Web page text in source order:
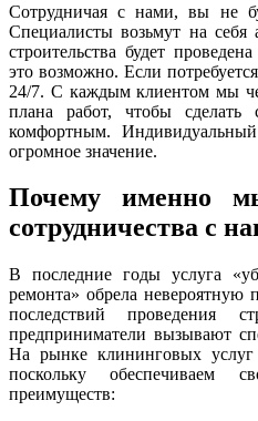
Сотрудничая с нами, вы не
Специалисты возьмут на себя
строительства будет
это возможно. Если
24/7. С каждым клиентом мы
плана работ, чтобы сделать
комфортным.
огромное значение.
Почему именно
сотрудничества с
В последние годы услуга
ремонта» обрела невероятную
последствий проведения
предприниматели вызывают
На рынке клининговых
поскольку обеспечиваем
преимуществ: